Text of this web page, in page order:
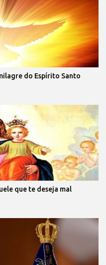
do Espírito Santo
que te deseja mal